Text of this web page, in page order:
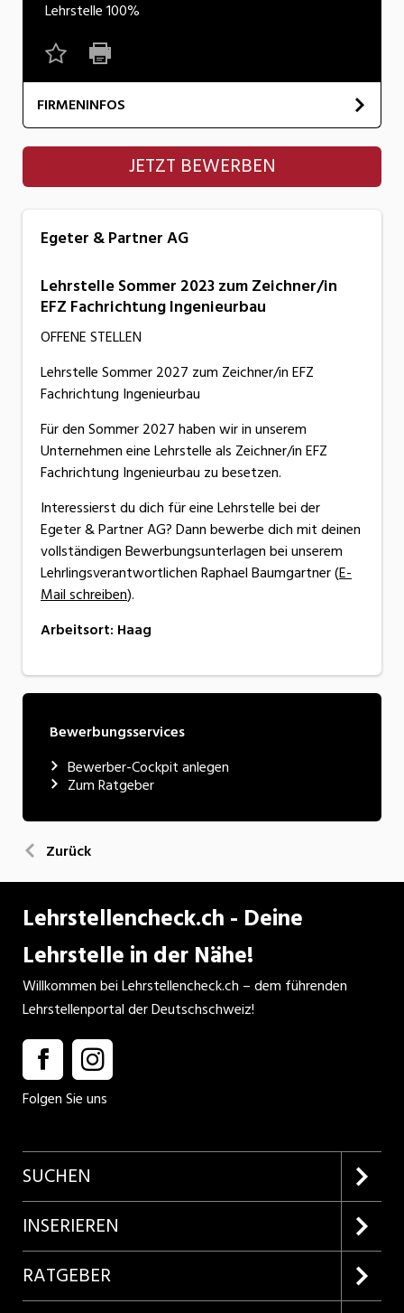
Wirtschaft/Verwaltung
Lehrstelle100%
FIRMENINFOS
Egeter & Partner AG
JETZT BEWERBEN
Egeter & Partner AG
Lehrstelle Sommer 2023 zum Zeichner/in
EFZ Fachrichtung Ingenieurbau
OFFENE STELLEN
Lehrstelle Sommer 2027 zum Zeichner/in EFZ
Fachrichtung Ingenieurbau
Für den Sommer 2027 haben wir in unserem
Unternehmen eine Lehrstelle als Zeichner/in EFZ
Fachrichtung Ingenieurbau zu besetzen.
Interessierst du dich für eine Lehrstelle bei der
Egeter & Partner AG? Dann bewerbe dich mit deinen
vollständigen Bewerbungsunterlagen bei unserem
Lehrlingsverantwortlichen Raphael Baumgartner (E-
Mail schreiben).
Arbeitsort: Haag
Bewerbungsservices
Bewerber-Cockpit anlegen
Zum Ratgeber
Zurück
Lehrstellencheck.ch - Deine
Lehrstelle in der Nähe!
Willkommen bei Lehrstellencheck.ch – dem führenden
Lehrstellenportal der Deutschschweiz!
Folgen Sie uns
SUCHEN
Firmenprofile entdecken
Lehrstellen suchen
INSERIEREN
Kundenlogin
RATGEBER